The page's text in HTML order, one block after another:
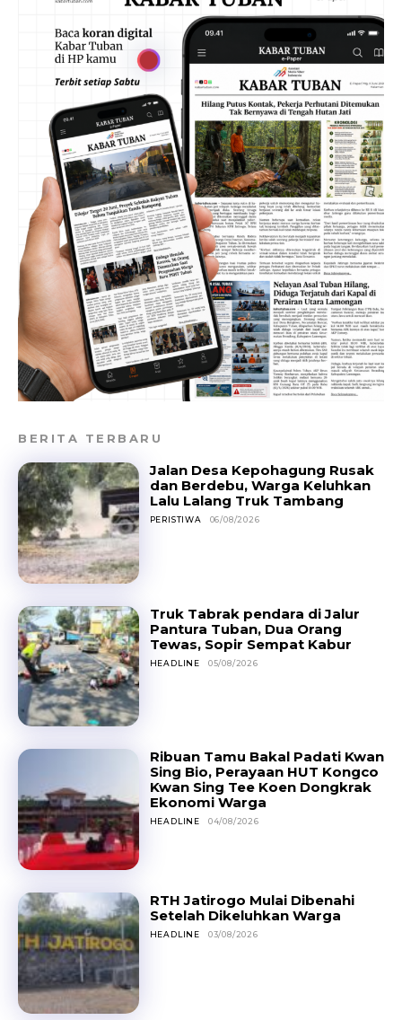
BERITA TERBARU
Jalan Desa Kepohagung Rusak
dan Berdebu, Warga Keluhkan
Lalu Lalang Truk Tambang
PERISTIWA 06/08/2026
Truk Tabrak pendara di Jalur
Pantura Tuban, Dua Orang
Tewas, Sopir Sempat Kabur
HEADLINE 05/08/2026
Ribuan Tamu Bakal Padati Kwan
Sing Bio, Perayaan HUT Kongco
Kwan Sing Tee Koen Dongkrak
Ekonomi Warga
HEADLINE 04/08/2026
RTH Jatirogo Mulai Dibenahi
Setelah Dikeluhkan Warga
HEADLINE 03/08/2026